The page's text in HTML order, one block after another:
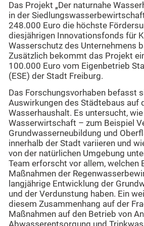
Das Projekt „Der naturnahe
in der
248.000 Euro die höchste
diesjährigen Innovationsfonds für
Wasserschutz des Unternehmens
Zusätzlich bekommt das Projekt
100.000 Euro vom Eigenbetrieb
(ESE) der Stadt Freiburg.
Das Forschungsvorhaben befasst
Auswirkungen des Städtebaus auf
Wasserhaushalt. Es untersucht,
Wasserwirtschaft – zum Beispiel
Grundwasserneubildung und
innerhalb der Stadt variieren und
von der natürlichen Umgebung
Team erforscht vor allem, welchen
Maßnahmen der
langjährige Entwicklung der
und der Verdunstung haben. Ein
diesem Zusammenhang auf der
Maßnahmen auf den Betrieb von